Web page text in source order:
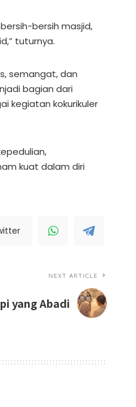
bersih masjid,
tuturnya.
semangat, dan
bagian dari
kegiatan kokurikuler
kuat dalam diri
NEXT ARTICLE
yang Abadi